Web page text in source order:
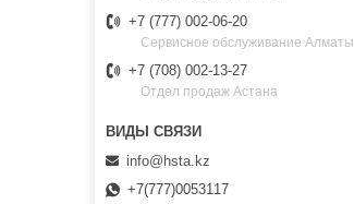
+7 (777) 002-06-20
Сервисное обслуживание Алматы
+7 (708) 002-13-27
Отдел продаж Астана
info@hsta.kz
+7(777)0053117